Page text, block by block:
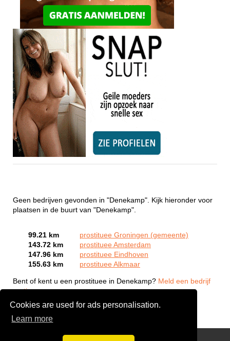
Cookies are used for ads personalisation.
Learn more
Geen bedrijven gevonden in "Denekamp". Kijk hieronder voor
plaatsen in de buurt van "Denekamp".
99.21 km
prostituee Groningen (gemeente)
143.72 km
prostituee Amsterdam
147.96 km
prostituee Eindhoven
155.63 km
prostituee Alkmaar
Bent of kent u een prostituee in Denekamp? Meld een bedrijf
gratis aan